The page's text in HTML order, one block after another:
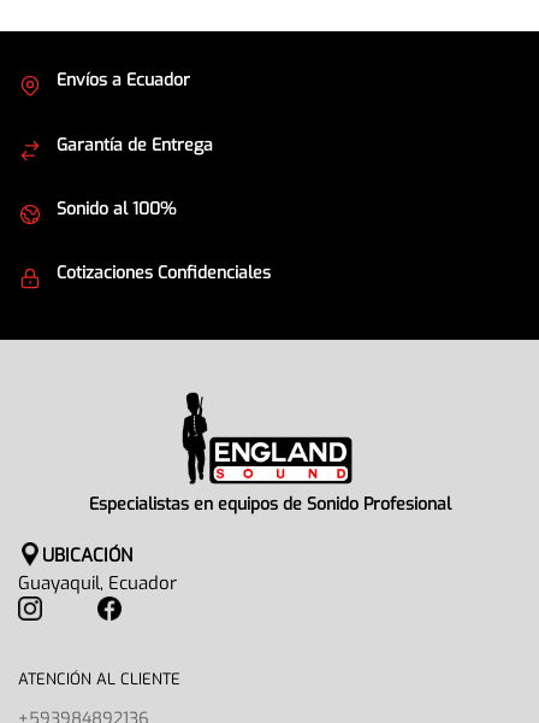
Envíos a Ecuador
Garantía de Entrega
Sonido al 100%
Cotizaciones Confidenciales
Especialistas en equipos de Sonido Profesional
UBICACIÓN
Guayaquil, Ecuador
ATENCIÓN AL CLIENTE